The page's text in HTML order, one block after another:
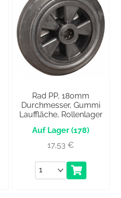
Rad PP, 180mm
Durchmesser, Gummi
Lauffläche, Rollenlager
(178)
17,53€
Anzahl